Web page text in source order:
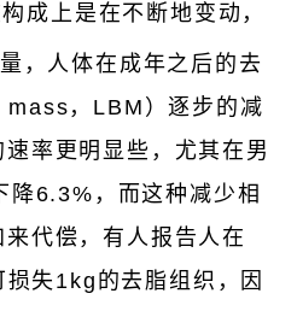
成上是在不断地变动，
，人体在成年之后的去
，LBM）逐步的减
率更明显些，尤其在男
降6.3%，而这种减少相
代偿，有人报告人在
失1kg的去脂组织，因